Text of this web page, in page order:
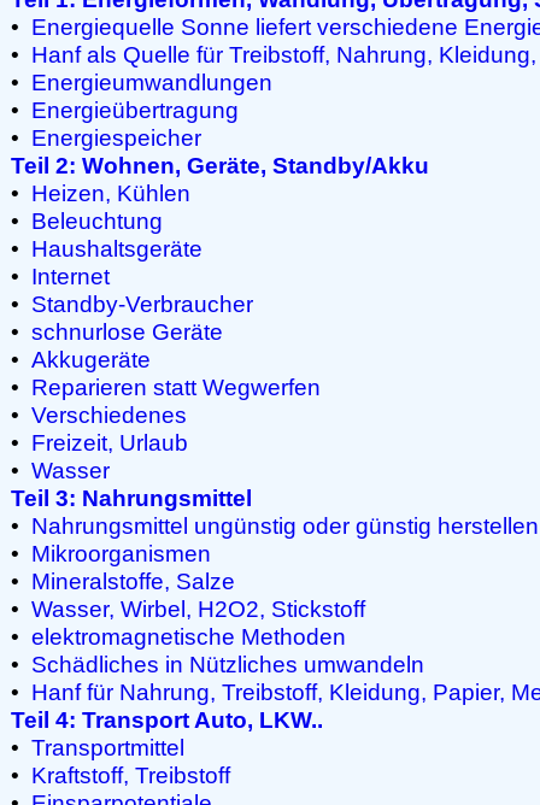
• Energiequelle Sonne liefert verschiedene
• Hanf als Quelle für Treibstoff, Nahrung,
• Energieumwandlungen
• Energieübertragung
• Energiespeicher
Teil 2: Wohnen, Geräte, Standby/Akku
• Heizen, Kühlen
• Beleuchtung
• Haushaltsgeräte
• Internet
• Standby-Verbraucher
• schnurlose Geräte
• Akkugeräte
• Reparieren statt Wegwerfen
• Verschiedenes
• Freizeit, Urlaub
• Wasser
Teil 3: Nahrungsmittel
• Nahrungsmittel ungünstig oder günstig herstellen
• Mikroorganismen
• Mineralstoffe, Salze
• Wasser, Wirbel, H2O2, Stickstoff
• elektromagnetische Methoden
• Schädliches in Nützliches umwandeln
• Hanf für Nahrung, Treibstoff, Kleidung, Papier,
Teil 4: Transport Auto, LKW..
• Transportmittel
• Kraftstoff, Treibstoff